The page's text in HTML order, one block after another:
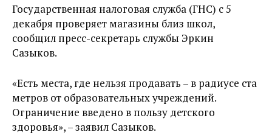
Государственная налоговая служба (ГНС) с 5
декабря проверяет магазины близ школ,
сообщил пресс-секретарь службы Эркин
Сазыков.
«Есть места, где нельзя продавать – в радиусе ста
метров от образовательных учреждений.
Ограничение введено в пользу детского
здоровья», – заявил Сазыков.